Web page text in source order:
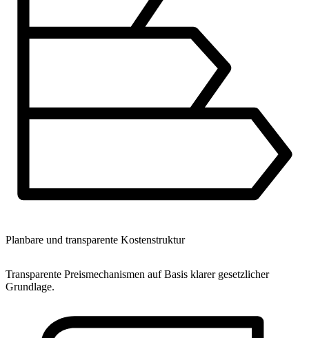
Planbare und transparente Kostenstruktur
Transparente Preismechanismen auf Basis klarer gesetzlicher
Grundlage.